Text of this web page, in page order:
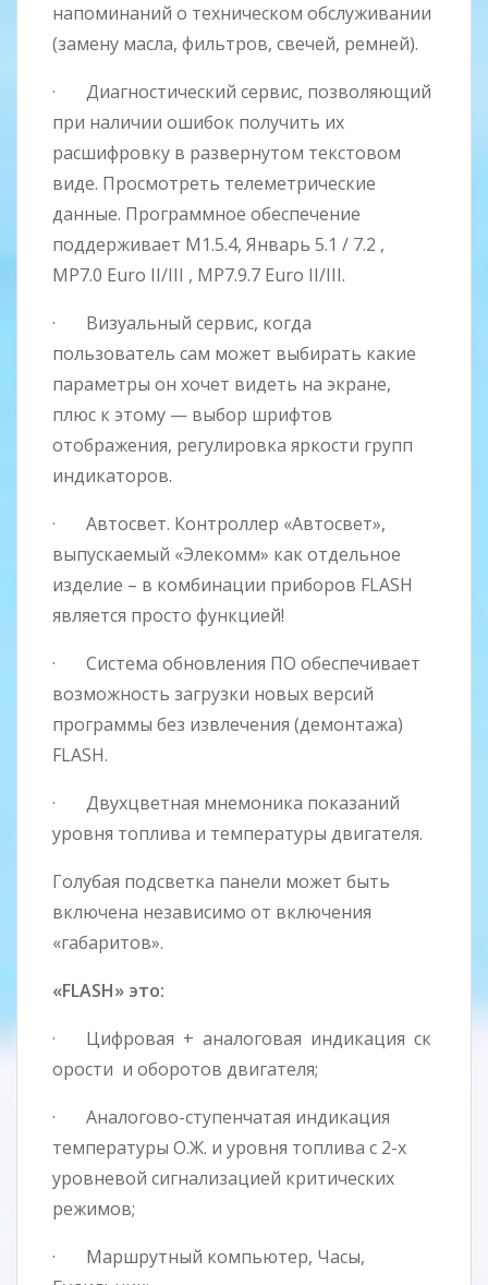
напоминаний о техническом обслуживании
(замену масла, фильтров, свечей, ремней).
· Диагностический сервис, позволяющий
при наличии ошибок получить их
расшифровку в развернутом текстовом
виде. Просмотреть телеметрические
данные. Программное обеспечение
поддерживает M1.5.4, Январь 5.1 / 7.2 ,
MP7.0 Euro II/III , MP7.9.7 Euro II/III.
· Визуальный сервис, когда
пользователь сам может выбирать какие
параметры он хочет видеть на экране,
плюс к этому — выбор шрифтов
отображения, регулировка яркости групп
индикаторов.
· Автосвет. Контроллер «Автосвет»,
выпускаемый «Элекомм» как отдельное
изделие – в комбинации приборов FLASH
является просто функцией!
· Система обновления ПО обеспечивает
возможность загрузки новых версий
программы без извлечения (демонтажа)
FLASH.
· Двухцветная мнемоника показаний
уровня топлива и температуры двигателя.
Голубая подсветка панели может быть
включена независимо от включения
«габаритов».
«FLASH» это:
· Цифровая + аналоговая индикация ск
орости и оборотов двигателя;
· Аналогово-ступенчатая индикация
температуры О.Ж. и уровня топлива с 2-х
уровневой сигнализацией критических
режимов;
· Маршрутный компьютер, Часы,